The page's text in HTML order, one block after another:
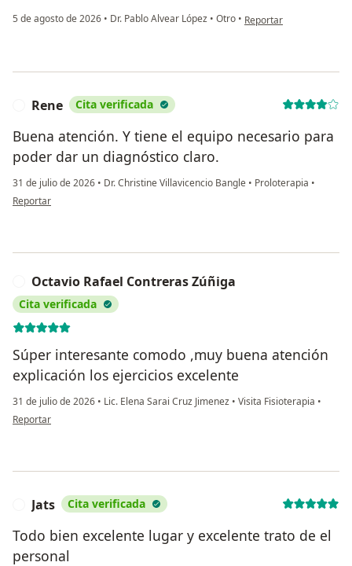
5 de agosto de 2026 • Dr. Pablo Alvear López • Otro • en opinión del usuario
Reportar
Rene Cita verificada
Buena atención. Y tiene el equipo necesario para
poder dar un diagnóstico claro.
31 de julio de 2026 • Dr. Christine Villavicencio Bangle • Proloterapia •
en opinión del usuario Rene
Reportar
Octavio Rafael Contreras Zúñiga
Cita verificada
Súper interesante comodo ,muy buena atención
explicación los ejercicios excelente
31 de julio de 2026 • Lic. Elena Sarai Cruz Jimenez • Visita Fisioterapia •
en opinión del usuario Octavio Rafael Contreras Zúñiga
Reportar
Jats Cita verificada
Todo bien excelente lugar y excelente trato de el
personal